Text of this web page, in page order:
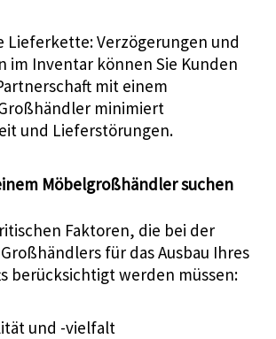
Lieferkette: Verzögerungen und
im Inventar können Sie Kunden
mit einem
minimiert
und Lieferstörungen.
Möbelgroßhändler suchen
Faktoren, die bei der
für das Ausbau Ihres
berücksichtigt werden müssen:
und -vielfalt